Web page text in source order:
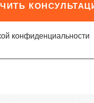
конфиденциальности